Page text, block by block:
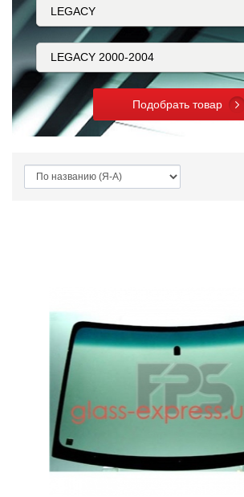
Подобрать товар